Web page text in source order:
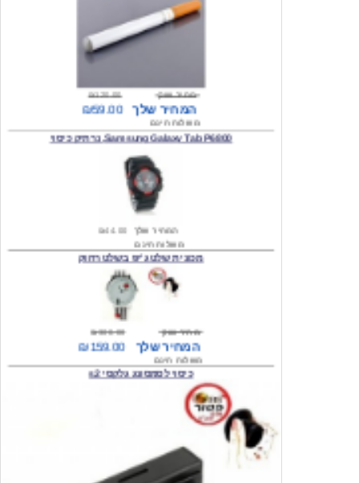
₪120.00
משלוח חינם
Samsung Galaxy Tab P6800, נרתיק כיסוי
המחיר שלך
משלוח חינם
₪300.00 מחיר שוק
₪159.00
כיסוי לסמסונג גלקסי s2